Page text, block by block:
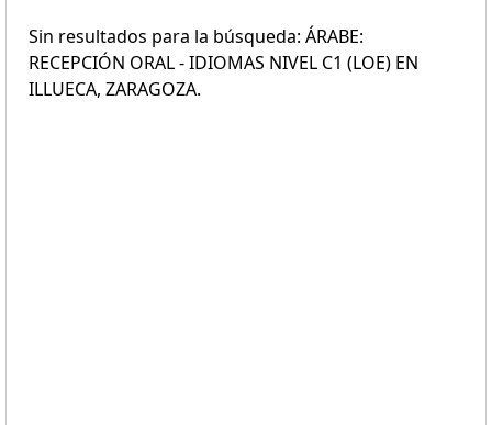
Sin resultados para la búsqueda: ÁRABE:
RECEPCIÓN ORAL - IDIOMAS NIVEL C1 (LOE) EN
ILLUECA, ZARAGOZA.